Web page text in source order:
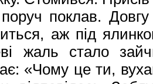
поклав.
аж під
жаль стало
«Чому це ти,